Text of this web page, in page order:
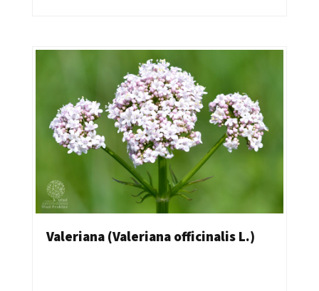
Valeriana (Valeriana officinalis L.)